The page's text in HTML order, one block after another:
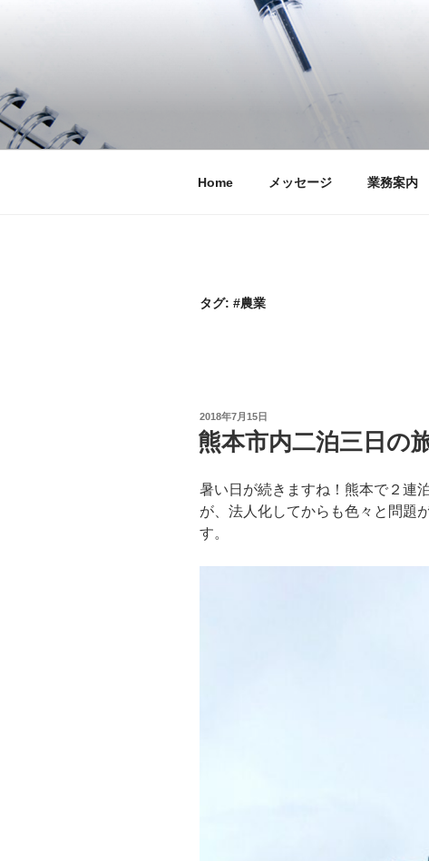
ツ
へ
ス
Home メッセージ 業務案内
タグ: #農業
投
稿
日:
2018年7月15日
熊本市内二泊三日の
暑い日が続きますね！熊本で２連
が、法人化してからも色々と問題
す。